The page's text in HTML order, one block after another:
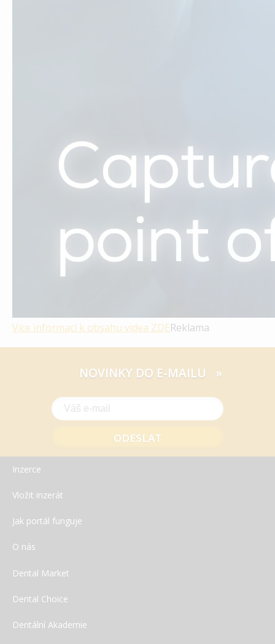
Více informací k obsahu videa ZDEReklama
NOVINKY DO E-MAILU »
Inzerce
Vložit inzerát
Jak portál funguje
O nás
Dental Market
Dental Choice
Dentální Akademie